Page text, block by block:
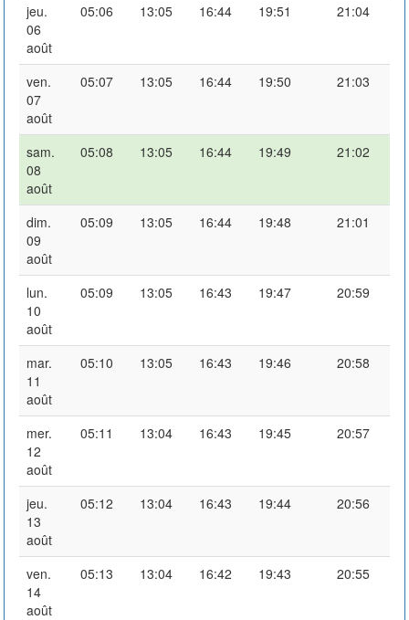
jeu.
06
août
05:06 13:05 16:44 19:51 21:04
ven.
07
août
05:07 13:05 16:44 19:50 21:03
sam.
08
août
05:08 13:05 16:44 19:49 21:02
dim.
09
août
05:09 13:05 16:44 19:48 21:01
lun.
10
août
05:09 13:05 16:43 19:47 20:59
mar.
11
août
05:10 13:05 16:43 19:46 20:58
mer.
12
août
05:11 13:04 16:43 19:45 20:57
jeu.
13
août
05:12 13:04 16:43 19:44 20:56
ven.
14
août
05:13 13:04 16:42 19:43 20:55